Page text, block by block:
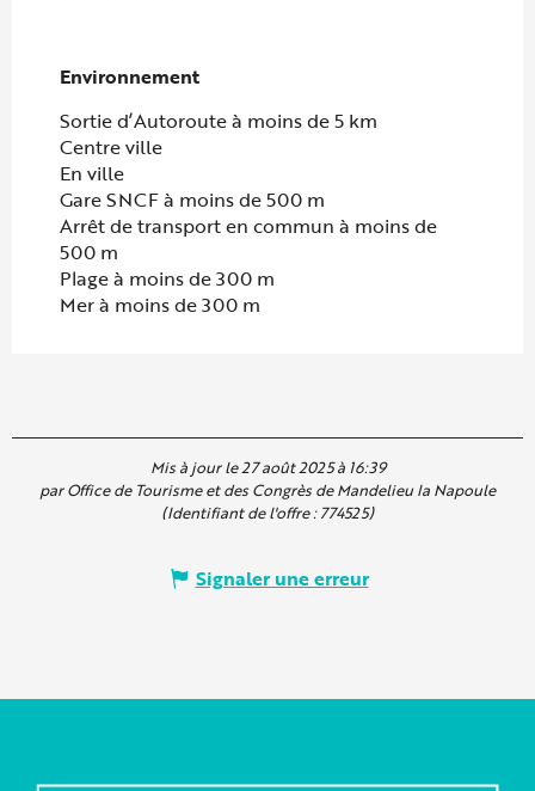
Environnement
Environnement
Sortie d’Autoroute à moins de 5 km
Centre ville
En ville
Gare SNCF à moins de 500 m
Arrêt de transport en commun à moins de
500 m
Plage à moins de 300 m
Mer à moins de 300 m
Mis à jour le 27 août 2025 à 16:39
par Office de Tourisme et des Congrès de Mandelieu la Napoule
(Identifiant de l'offre :774525)
Signaler une erreur